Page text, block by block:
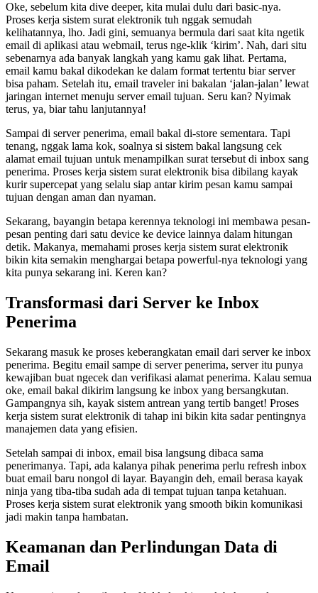
Oke, sebelum kita dive deeper, kita mulai dulu dari basic-nya.
Proses kerja sistem surat elektronik tuh nggak semudah
kelihatannya, lho. Jadi gini, semuanya bermula dari saat kita ngetik
email di aplikasi atau webmail, terus nge-klik ‘kirim’. Nah, dari situ
sebenarnya ada banyak langkah yang kamu gak lihat. Pertama,
email kamu bakal dikodekan ke dalam format tertentu biar server
bisa paham. Setelah itu, email traveler ini bakalan ‘jalan-jalan’ lewat
jaringan internet menuju server email tujuan. Seru kan? Nyimak
terus, ya, biar tahu lanjutannya!
Sampai di server penerima, email bakal di-store sementara. Tapi
tenang, nggak lama kok, soalnya si sistem bakal langsung cek
alamat email tujuan untuk menampilkan surat tersebut di inbox sang
penerima. Proses kerja sistem surat elektronik bisa dibilang kayak
kurir supercepat yang selalu siap antar kirim pesan kamu sampai
tujuan dengan aman dan nyaman.
Sekarang, bayangin betapa kerennya teknologi ini membawa pesan-
pesan penting dari satu device ke device lainnya dalam hitungan
detik. Makanya, memahami proses kerja sistem surat elektronik
bikin kita semakin menghargai betapa powerful-nya teknologi yang
kita punya sekarang ini. Keren kan?
Transformasi dari Server ke Inbox
Penerima
Sekarang masuk ke proses keberangkatan email dari server ke inbox
penerima. Begitu email sampe di server penerima, server itu punya
kewajiban buat ngecek dan verifikasi alamat penerima. Kalau semua
oke, email bakal dikirim langsung ke inbox yang bersangkutan.
Gampangnya sih, kayak sistem antrean yang tertib banget! Proses
kerja sistem surat elektronik di tahap ini bikin kita sadar pentingnya
manajemen data yang efisien.
Setelah sampai di inbox, email bisa langsung dibaca sama
penerimanya. Tapi, ada kalanya pihak penerima perlu refresh inbox
buat email baru nongol di layar. Bayangin deh, email berasa kayak
ninja yang tiba-tiba sudah ada di tempat tujuan tanpa ketahuan.
Proses kerja sistem surat elektronik yang smooth bikin komunikasi
jadi makin tanpa hambatan.
Keamanan dan Perlindungan Data di
Email